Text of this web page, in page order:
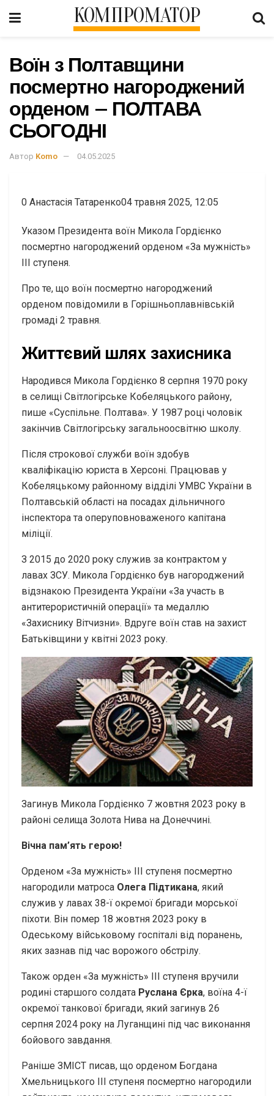
КОМПРОМАТОР
Воїн з Полтавщини
посмертно нагороджений
орденом – ПОЛТАВА
СЬОГОДНІ
Автор Komo 04.05.2025
0 Анастасія Татаренко04 травня 2025, 12:05
Указом Президента воїн Микола Гордієнко
посмертно нагороджений орденом «За мужність»
ІІІ ступеня.
Про те, що воїн посмертно нагороджений
орденом повідомили в Горішньоплавнівській
громаді 2 травня.
Життєвий шлях захисника
Народився Микола Гордієнко 8 серпня 1970 року
в селищі Світлогірське Кобеляцького району,
пише «Суспільне. Полтава». У 1987 році чоловік
закінчив Світлогірську загальноосвітню школу.
Після строкової служби воїн здобув
кваліфікацію юриста в Херсоні. Працював у
Кобеляцькому районному відділі УМВС України в
Полтавській області на посадах дільничного
інспектора та оперуповноваженого капітана
міліції.
З 2015 до 2020 року служив за контрактом у
лавах ЗСУ. Микола Гордієнко був нагороджений
відзнакою Президента України «За участь в
антитерористичній операції» та медаллю
«Захиснику Вітчизни». Вдруге воїн став на захист
Батьківщини у квітні 2023 року.
Загинув Микола Гордієнко 7 жовтня 2023 року в
районі селища Золота Нива на Донеччині.
Вічна пам’ять герою!
Орденом «За мужність» ІІІ ступеня посмертно
нагородили матроса Олега Підтикана, який
служив у лавах 38-ї окремої бригади морської
піхоти. Він помер 18 жовтня 2023 року в
Одеському військовому госпіталі від поранень,
яких зазнав під час ворожого обстрілу.
Також орден «За мужність» ІІІ ступеня вручили
родині старшого солдата Руслана Єрка, воїна 4-ї
окремої танкової бригади, який загинув 26
серпня 2024 року на Луганщині під час виконання
бойового завдання.
Раніше ЗМІСТ писав, що орденом Богдана
Хмельницького ІІІ ступеня посмертно нагородили